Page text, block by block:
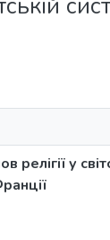
релігії у